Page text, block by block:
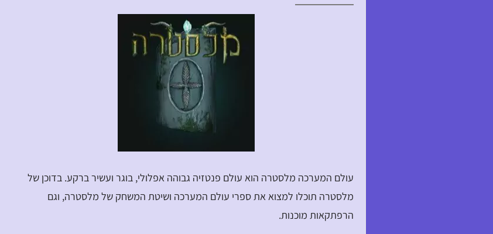
עולם המערכה מלסטרה הוא עולם פנטזיה גבוהה אפלולי, בוגר ועשיר ברקע. בדוכן של
מלסטרה תוכלו למצוא את ספרי עולם המערכה ושיטת המשחק של מלסטרה, וגם
הרפתקאות מוכנות.